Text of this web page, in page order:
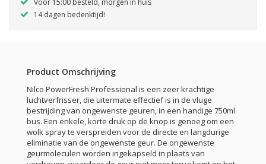
Voor 15:00 besteld, morgen in huis
14 dagen bedenktijd!
Product Omschrijving
Nilco PowerFresh Professional is een zeer krachtige
luchtverfrisser, die uitermate effectief is in de vluge
bestrijding van ongewenste geuren, in een handige 750ml
bus. Een enkele, korte druk op de knop is genoeg om een
wolk spray te verspreiden voor de directe en langdurige
eliminatie van de ongewenste geur. De ongewenste
geurmoleculen worden ingekapseld in plaats van